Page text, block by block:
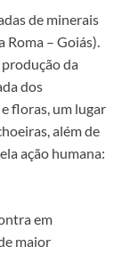
de minerais
Roma – Goiás).
da
dos
floras, um lugar
além de
ação humana:
em
maior